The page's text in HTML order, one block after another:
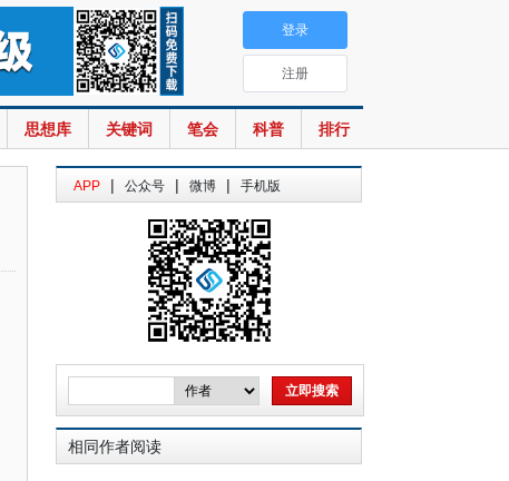
思想库 关键词 笔会 科普 排行
登录
注册
APP | 公众号 | 微博 | 手机版
相同作者阅读